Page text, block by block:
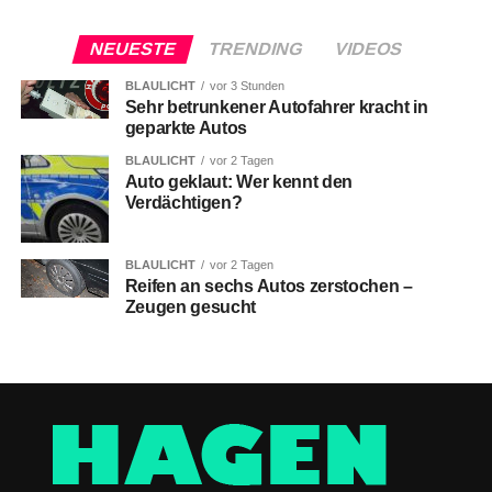
NEUESTE TRENDING VIDEOS
BLAULICHT vor 3 Stunden
Sehr betrunkener Autofahrer kracht in
geparkte Autos
BLAULICHT vor 2 Tagen
Auto geklaut: Wer kennt den
Verdächtigen?
BLAULICHT vor 2 Tagen
Reifen an sechs Autos zerstochen –
Zeugen gesucht